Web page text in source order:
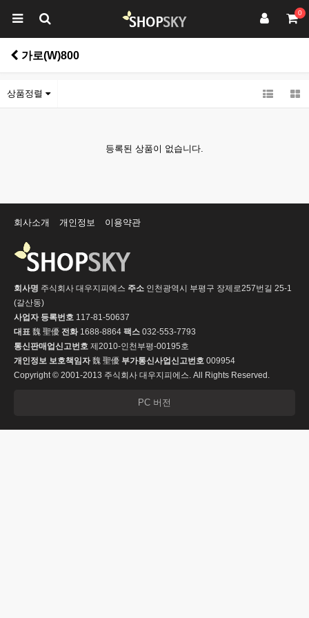
0
가로(W)800
상품정렬
등록된 상품이 없습니다.
회사소개 개인정보 이용약관
회사명 주식회사 대우지피에스 주소 인천광역시 부평구 장제로257번길 25-1
(갈산동)
사업자 등록번호 117-81-50637
대표 魏 聖優 전화1688-8864 팩스 032-553-7793
통신판매업신고번호 제2010-인천부평-00195호
개인정보 보호책임자魏 聖優 부가통신사업신고번호 009954
Copyright © 2001-2013 주식회사 대우지피에스. All Rights Reserved.
PC 버전